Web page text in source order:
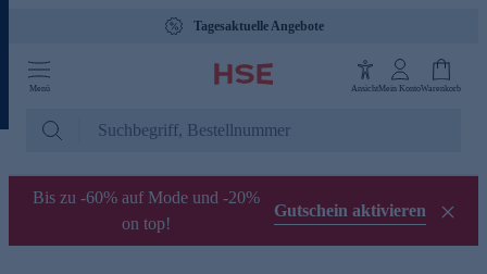
Tagesaktuelle Angebote
Menü AnsichtMein KontoWarenkorb
Bis zu -60% auf Mode und -20%
on top!
Gutschein aktivieren